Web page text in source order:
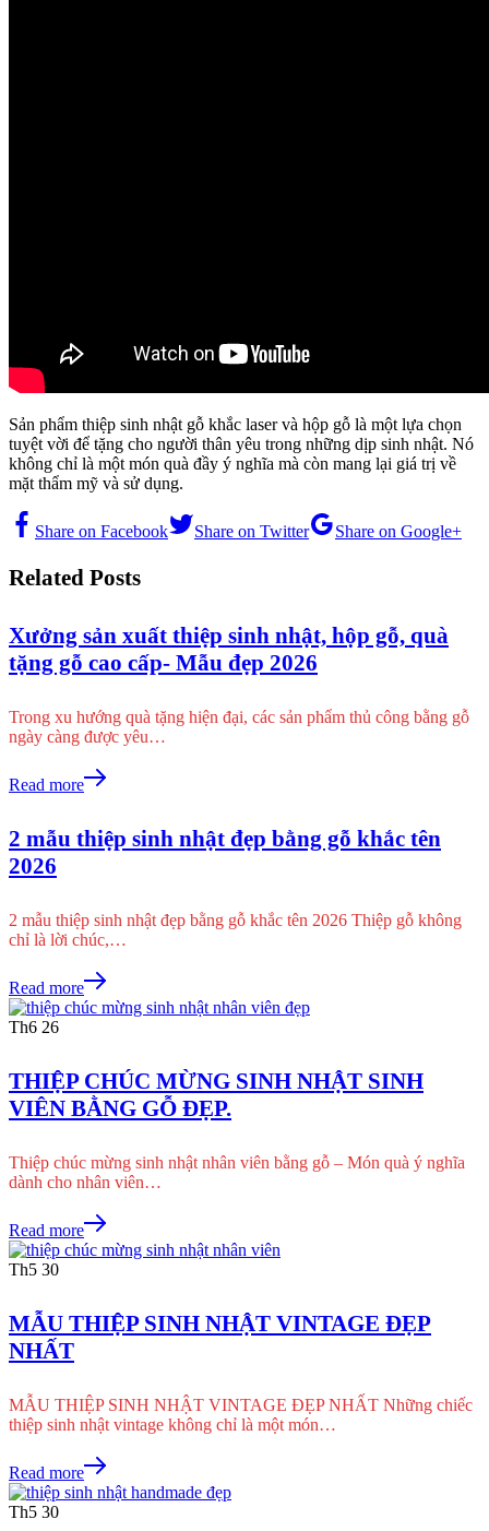
Sản phẩm thiệp sinh nhật gỗ khắc laser và hộp gỗ là một lựa chọn
tuyệt vời để tặng cho người thân yêu trong những dịp sinh nhật. Nó
không chỉ là một món quà đầy ý nghĩa mà còn mang lại giá trị về
mặt thẩm mỹ và sử dụng.
Share on Facebook Share on Twitter Share on Google+
Related Posts
Xưởng sản xuất thiệp sinh nhật, hộp gỗ, quà
tặng gỗ cao cấp- Mẫu đẹp 2026
Trong xu hướng quà tặng hiện đại, các sản phẩm thủ công bằng gỗ
ngày càng được yêu…
Read more
2 mẫu thiệp sinh nhật đẹp bằng gỗ khắc tên
2026
2 mẫu thiệp sinh nhật đẹp bằng gỗ khắc tên 2026 Thiệp gỗ không
chỉ là lời chúc,…
Read more
Th6 26
THIỆP CHÚC MỪNG SINH NHẬT SINH
VIÊN BẰNG GỖ ĐẸP.
Thiệp chúc mừng sinh nhật nhân viên bằng gỗ – Món quà ý nghĩa
dành cho nhân viên…
Read more
Th5 30
MẪU THIỆP SINH NHẬT VINTAGE ĐẸP
NHẤT
MẪU THIỆP SINH NHẬT VINTAGE ĐẸP NHẤT Những chiếc
thiệp sinh nhật vintage không chỉ là một món…
Read more
Th5 30